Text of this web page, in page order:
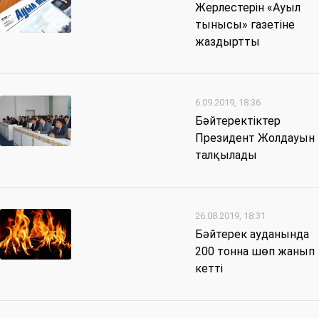
Жерлестерін «Ауыл
тынысы» газетіне
жаздыртты
6.09.2019, 18:36
Бәйтеректіктер
Президент Жолдауын
талқылады
26.08.2019, 18:31
Бәйтерек ауданында
200 тонна шөп жанып
кетті